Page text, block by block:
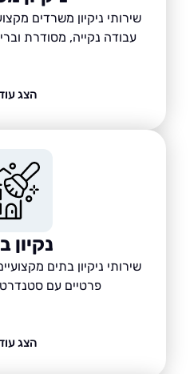
שירותי ניקיון משרדים מקצועיים
עבודה נקייה, מסודרת ובריאה
נקיון בתים
שירותי ניקיון בתים מקצועיים
פרטיים עם סטנדרט גבוה של